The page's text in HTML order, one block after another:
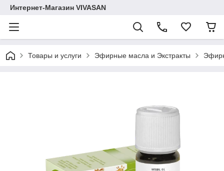
Интернет-Магазин VIVASAN
Товары и услуги Эфирные масла и Экстракты